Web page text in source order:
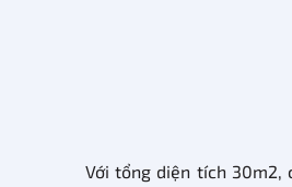
Với tổng diện tích 30m2,